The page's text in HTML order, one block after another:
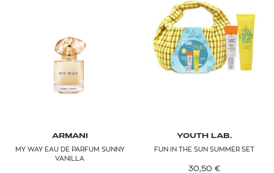
ARMANI
MY WAY EAU DE PARFUM SUNNY
VANILLA
YOUTH LAB.
FUN IN THE SUN SUMMER SET
30,50 €